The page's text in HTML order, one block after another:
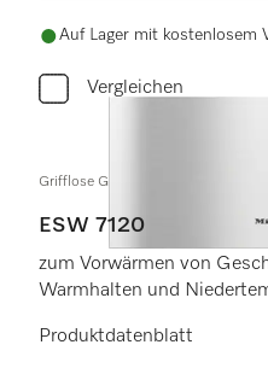
Auf Lager mit kostenlosem
Vergleichen
Grifflose Gourmet-
ESW 7120
zum Vorwärmen von
Warmhalten und
Produktdatenblatt